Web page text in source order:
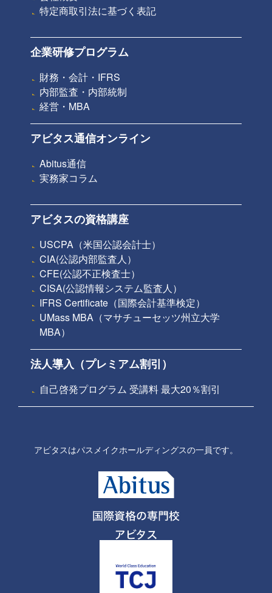
特定商取引法に基づく表記
企業研修プログラム
財務・会計・IFRS
内部監査・内部統制
経営・MBA
アビタス通信オンライン
Abitus通信
実務家コラム
アビタスの資格講座
USCPA（米国公認会計士）
CIA(公認内部監査人）
CFE(公認不正検査士）
CISA(公認情報システム監査人）
IFRS Certificate（国際会計基準検定）
UMass MBA（マサチューセッツ州立大学
MBA）
法人導入（プレミアム割引）
自己啓発プログラム 受講料 最大20％割引
アビタスはパスメイクホールディングスの一員です。